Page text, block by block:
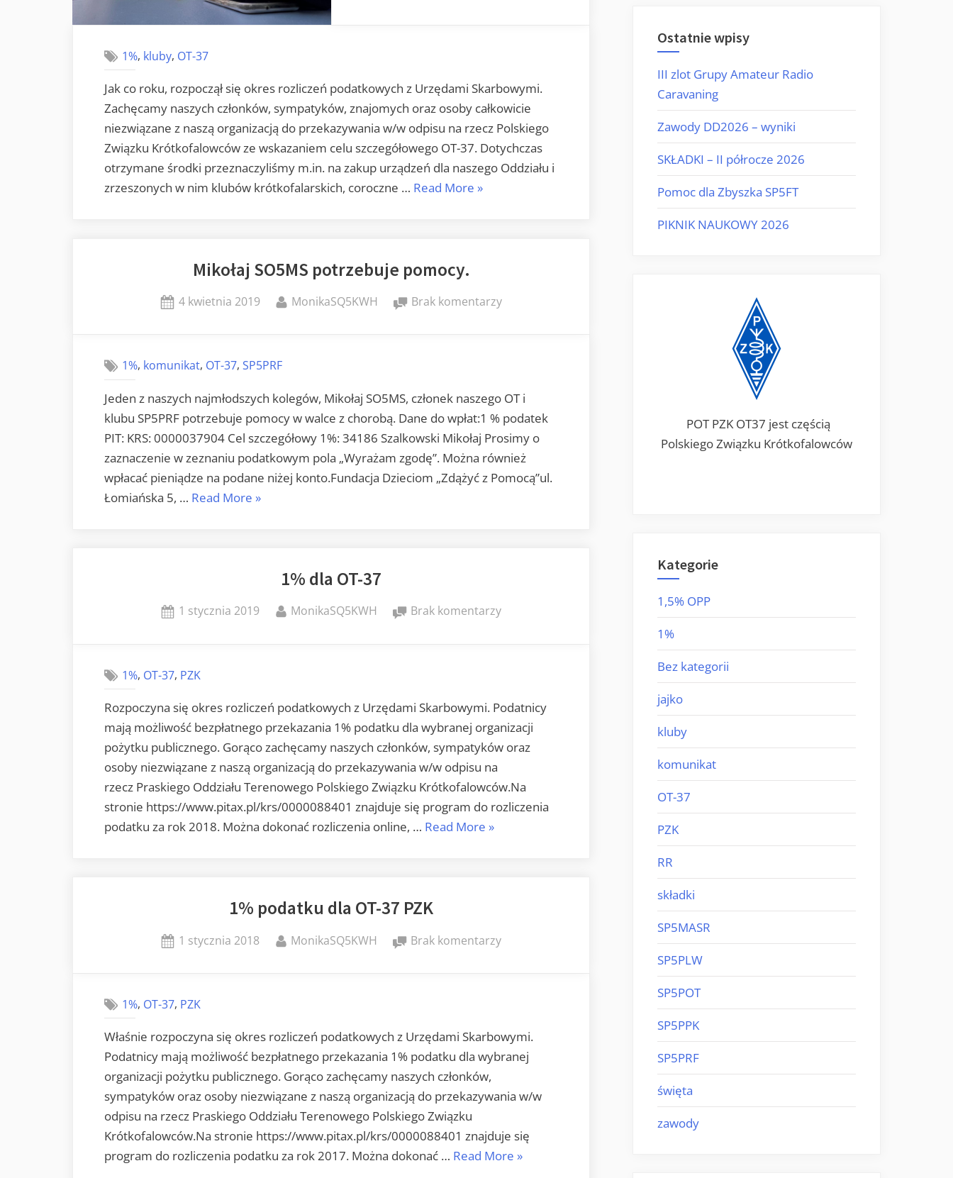
1%, kluby, OT-37
Jak co roku, rozpoczął się okres rozliczeń podatkowych z Urzędami Skarbowymi.
Zachęcamy naszych członków, sympatyków, znajomych oraz osoby całkowicie
niezwiązane z naszą organizacją do przekazywania w/w odpisu na rzecz Polskiego
Związku Krótkofalowców ze wskazaniem celu szczegółowego OT-37. Dotychczas
otrzymane środki przeznaczyliśmy m.in. na zakup urządzeń dla naszego Oddziału i
zrzeszonych w nim klubów krótkofalarskich, coroczne … Read More „1,5%
»
Mikołaj SO5MS potrzebuje pomocy.
Posted
4 kwietnia 2019 By
MonikaSQ5KWH Brak komentarzydo
1%, komunikat, OT-37,SP5PRF
Jeden z naszych najmłodszych kolegów, Mikołaj SO5MS, członek naszego OT i
klubu SP5PRF potrzebuje pomocy w walce z chorobą. Dane do wpłat:1 % podatek
PIT: KRS: 0000037904 Cel szczegółowy 1%: 34186 Szalkowski Mikołaj Prosimy o
zaznaczenie w zeznaniu podatkowym pola „Wyrażam zgodę”. Można również
wpłacać pieniądze na podane niżej konto.Fundacja Dzieciom „Zdążyć z Pomocą”ul.
Łomiańska 5, … Read More „Mikołaj
»
1% dla OT-37
Posted
1 stycznia 2019 By
MonikaSQ5KWH Brak komentarzydo
1%, OT-37, PZK
Rozpoczyna się okres rozliczeń podatkowych z Urzędami Skarbowymi. Podatnicy
mają możliwość bezpłatnego przekazania 1% podatku dla wybranej organizacji
pożytku publicznego. Gorąco zachęcamy naszych członków, sympatyków oraz
osoby niezwiązane z naszą organizacją do przekazywania w/w odpisu na
rzecz Praskiego Oddziału Terenowego Polskiego Związku Krótkofalowców.Na
stronie https://www.pitax.pl/krs/0000088401 znajduje się program do rozliczenia
podatku za rok 2018. Można dokonać rozliczenia online, … Read More „1%
»
1% podatku dla OT-37 PZK
Posted
1 stycznia 2018 By
MonikaSQ5KWH Brak komentarzydo
37
PZK
1%, OT-37, PZK
Właśnie rozpoczyna się okres rozliczeń podatkowych z Urzędami Skarbowymi.
Podatnicy mają możliwość bezpłatnego przekazania 1% podatku dla wybranej
organizacji pożytku publicznego. Gorąco zachęcamy naszych członków,
sympatyków oraz osoby niezwiązane z naszą organizacją do przekazywania w/w
odpisu na rzecz Praskiego Oddziału Terenowego Polskiego Związku
Krótkofalowców.Na stronie https://www.pitax.pl/krs/0000088401 znajduje się
program do rozliczenia podatku za rok 2017. Można dokonać … Read More „1%
»
Ostatnie wpisy
III zlot Grupy Amateur Radio
Caravaning
Zawody DD2026 – wyniki
SKŁADKI – II półrocze 2026
Pomoc dla Zbyszka SP5FT
PIKNIK NAUKOWY 2026
POT PZK OT37 jest częścią
Polskiego Związku Krótkofalowców
Kategorie
1,5% OPP
1%
Bez kategorii
jajko
kluby
komunikat
OT-37
PZK
RR
składki
SP5MASR
SP5PLW
SP5POT
SP5PPK
SP5PRF
święta
zawody